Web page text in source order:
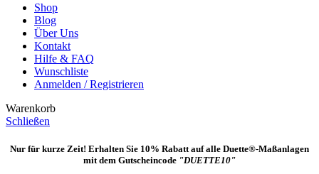
Shop
Blog
Über Uns
Kontakt
Hilfe & FAQ
Wunschliste
Anmelden / Registrieren
Warenkorb
Schließen
Nur für kurze Zeit! Erhalten Sie 10% Rabatt auf alle Duette®-Maßanlagen
mit dem Gutscheincode "DUETTE10"